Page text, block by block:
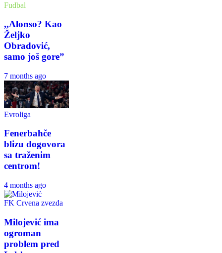
Fudbal
,,Alonso? Kao
Željko
Obradović,
samo još gore”
7 months ago
Evroliga
Fenerbahče
blizu dogovora
sa traženim
centrom!
4 months ago
FK Crvena zvezda
Milojević ima
ogroman
problem pred